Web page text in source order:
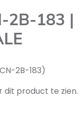
2B-183 |
2B-183)
dit product te zien.